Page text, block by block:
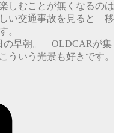
しむことが無くなるのは
い交通事故を見ると 移
。
の早朝。 OLDCARが集
ういう光景も好きです。